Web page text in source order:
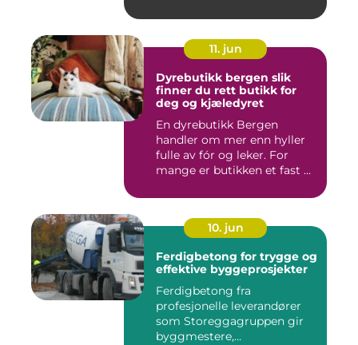
11. jun
Dyrebutikk bergen slik
finner du rett butikk for
deg og kjæledyret
En dyrebutikk Bergen
handler om mer enn hyller
fulle av fór og leker. For
mange er butikken et fast ...
10. jun
Ferdigbetong for trygge og
effektive byggeprosjekter
Ferdigbetong fra
profesjonelle leverandører
som Storeggagruppen gir
byggmestere,